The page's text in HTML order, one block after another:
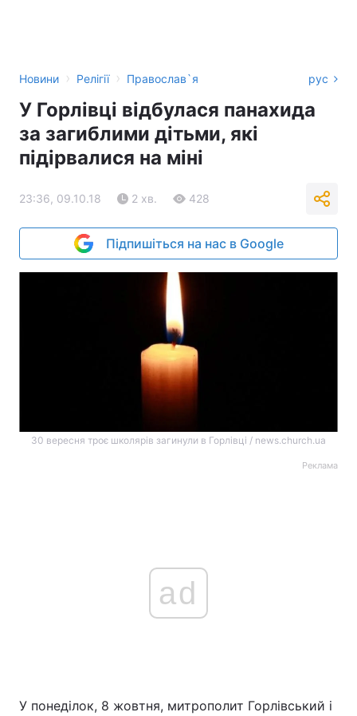
Новини › Релігії › Православ`я рус
У Горлівці відбулася панахида
за загиблими дітьми, які
підірвалися на міні
23:36, 09.10.18 2 хв. 428
Підпишіться на нас в Google
30 вересня троє школярів загинули в Горлівці / news.church.ua
Реклама
ad
У понеділок, 8 жовтня, митрополит Горлівський і